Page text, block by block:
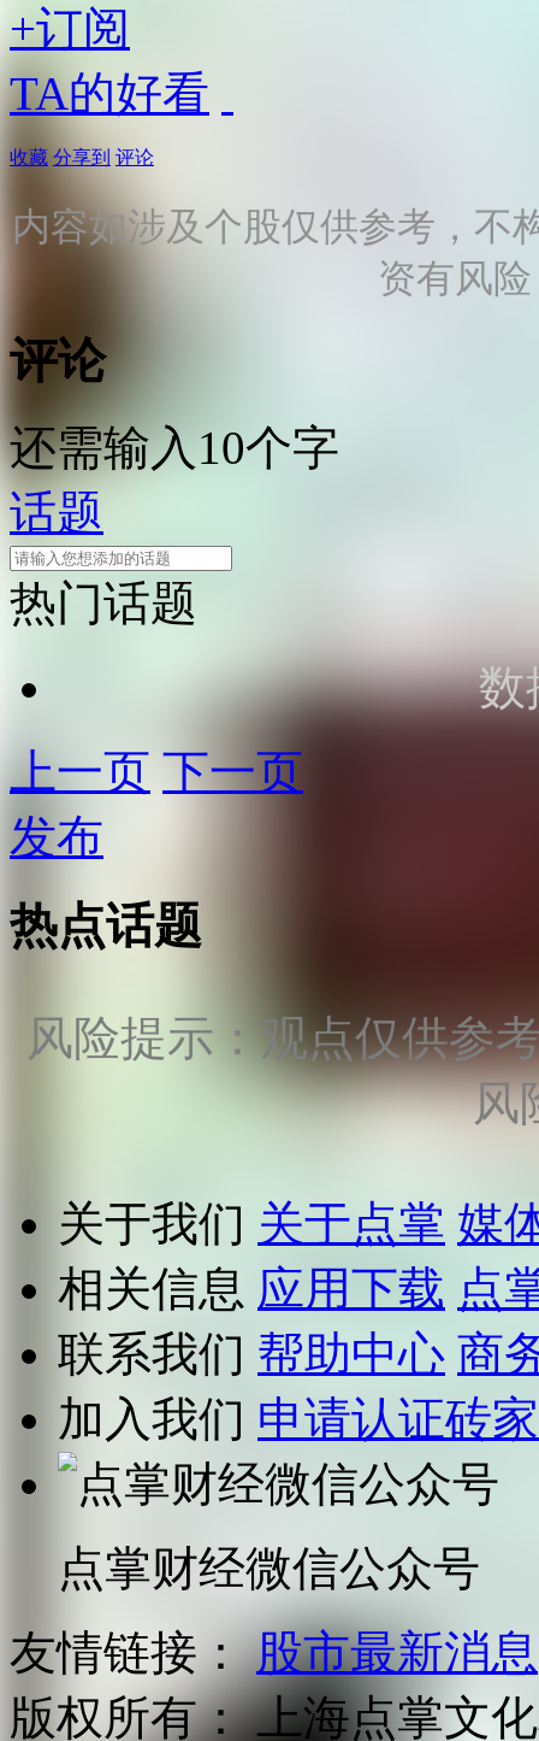
+订阅
TA的好看
收藏 分享到 评论
内容如涉及个股仅供参考，不
资有风
评论
还需输入10个字
话题
热门话题
数
上一页 下一页
发布
热点话题
风险提示：观点仅供参
风
关于我们 关于点掌 媒
相关信息 应用下载 点
联系我们 帮助中心 商
加入我们 申请认证砖家
点掌财经微信公众号
友情链接： 股市最新消息
版权所有： 上海点掌文